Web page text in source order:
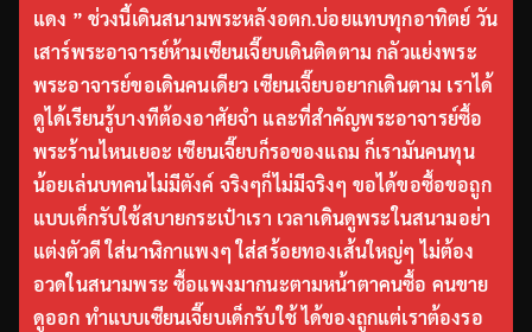
แดง ” ช่วงนี้เดินสนามพระหลังอตก.บ่อยแทบทุกอาทิตย์ วัน
เสาร์พระอาจารย์ห้ามเซียนเจี๊ยบเดินติดตาม กลัวแย่งพระ
พระอาจารย์ขอเดินคนเดียว เซียนเจี๊ยบอยากเดินตาม เราได้
ดูได้เรียนรู้บางทีต้องอาศัยจำ และที่สำคัญพระอาจารย์ซื้อ
พระร้านไหนเยอะ เซียนเจี๊ยบก็รอของแถม ก็เรามันคนทุน
น้อยเล่นบทคนไม่มีตังค์ จริงๆก็ไม่มีจริงๆ ขอได้ขอซื้อขอถูก
แบบเด็กรับใช้สบายกระเป๋าเรา เวลาเดินดูพระในสนามอย่า
แต่งตัวดี ใส่นาฬิกาแพงๆ ใส่สร้อยทองเส้นใหญ่ๆ ไม่ต้อง
อวดในสนามพระ ซื้อแพงมากนะตามหน้าตาคนซื้อ คนขาย
ดูออก ทำแบบเซียนเจี๊ยบเด็กรับใช้ ได้ของถูกแต่เราต้องรอ